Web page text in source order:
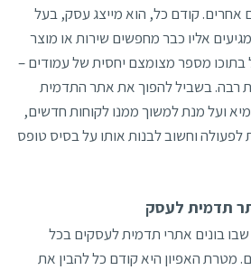
קודם כל, הוא מייצג עסק, בעל
אליו כבר מחפשים שירות או מוצר
בתוכו מספר מצומצם יחסית של עמודים –
רבה. בשביל להפוך את אתר התדמית
ועל מנת למשוך ממנו לקוחות חדשים,
לפעולה וחשוב לבנות אותו על בסיס טופס
תדמית לעסק
בונים אתרי תדמית לעסקים בכל
מטרת האפיון היא קודם כל להבין את